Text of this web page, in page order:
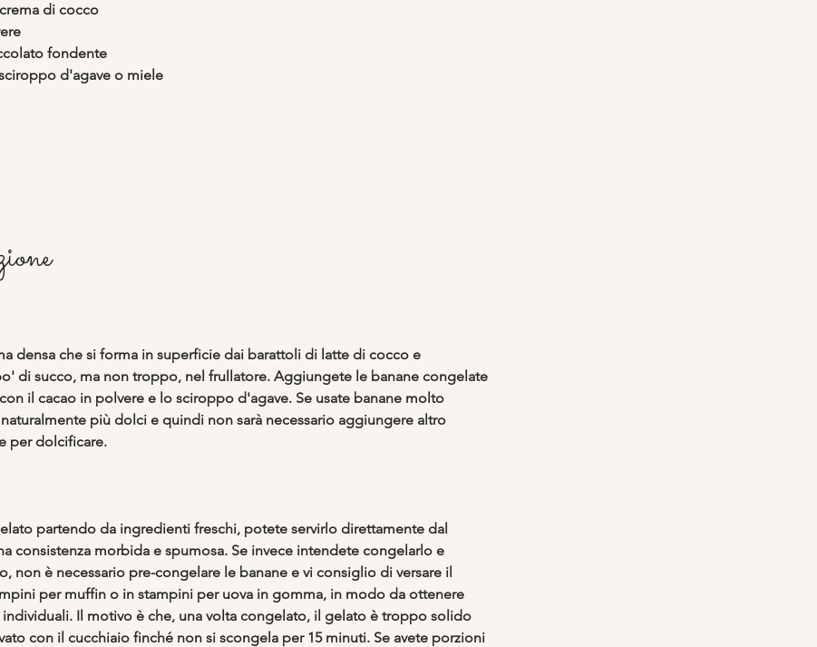
di cocco
fondente
d'agave o miele
densa che si forma in superficie dai barattoli di latte di cocco e
di succo, ma non troppo, nel frullatore. Aggiungete le banane congelate
il cacao in polvere e lo sciroppo d'agave. Se usate banane molto
più dolci e quindi non sarà necessario aggiungere altro
per dolcificare.
partendo da ingredienti freschi, potete servirlo direttamente dal
consistenza morbida e spumosa. Se invece intendete congelarlo e
non è necessario pre-congelare le banane e vi consiglio di versare il
per muffin o in stampini per uova in gomma, in modo da ottenere
Il motivo è che, una volta congelato, il gelato è troppo solido
con il cucchiaio finché non si scongela per 15 minuti. Se avete porzioni